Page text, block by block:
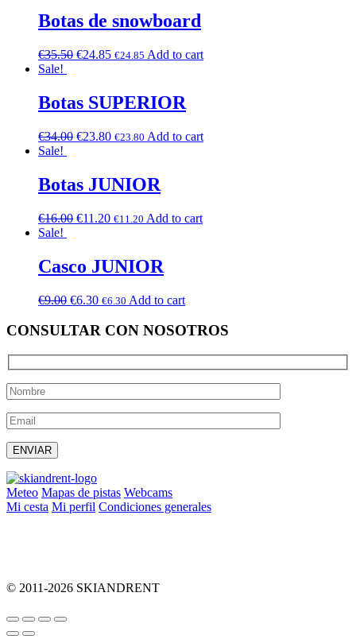
Botas de snowboard
€35.50 €24.85 €24.85 Add to cart
Sale!
Botas SUPERIOR
€34.00 €23.80 €23.80 Add to cart
Sale!
Botas JUNIOR
€16.00 €11.20 €11.20 Add to cart
Sale!
Casco JUNIOR
€9.00 €6.30 €6.30 Add to cart
CONSULTAR CON NOSOTROS
Deja este campo vacío.
Meteo Mapas de pistas Webcams
Mi cesta Mi perfil Condiciones generales
© 2011-2026 SKIANDRENT